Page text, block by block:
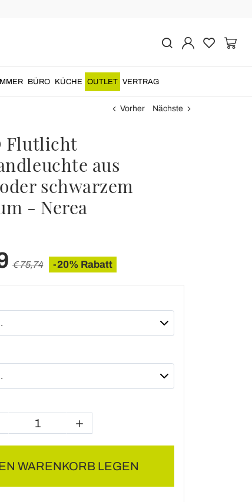
BÜRO KÜCHE OUTLET VERTRAG
Vorher Nächste
Flutlicht
aus
schwarzem
- Nerea
€ 75,74 -20% Rabatt
WARENKORB LEGEN